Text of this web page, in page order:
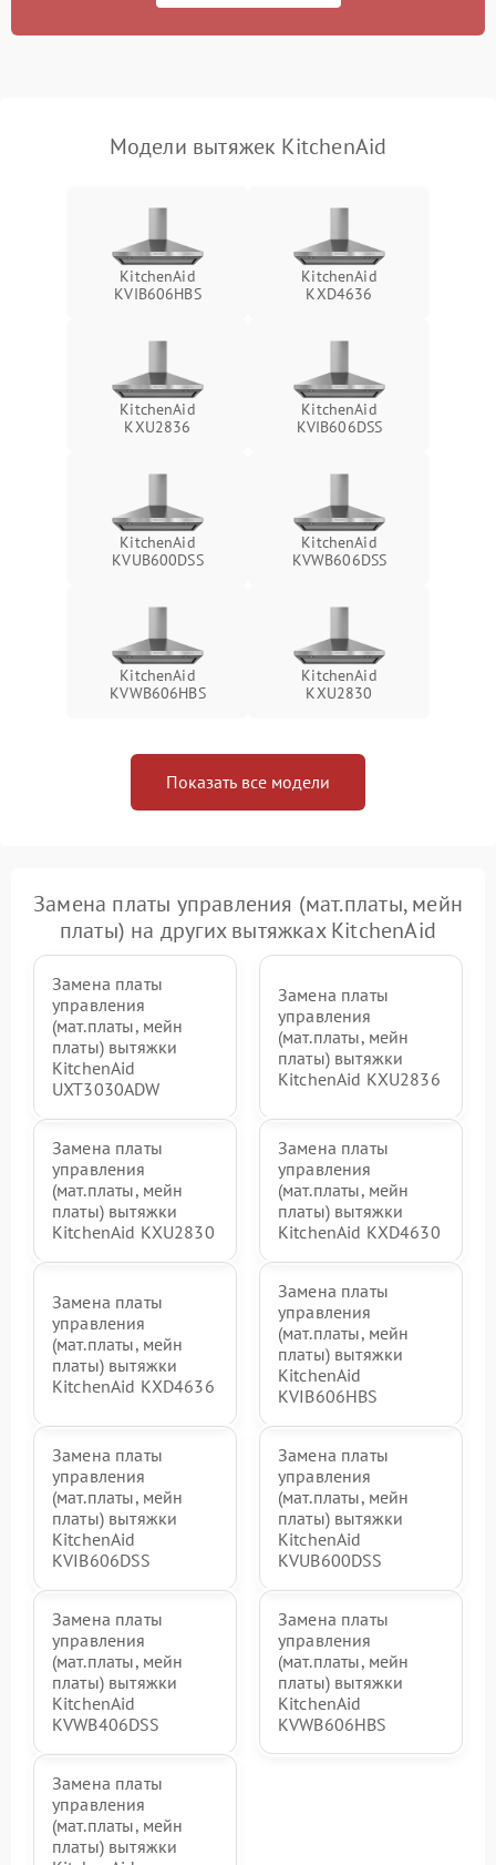
Модели вытяжек KitchenAid
KitchenAid
KVIB606HBS
KitchenAid
KXD4636
KitchenAid
KXU2836
KitchenAid
KVIB606DSS
KitchenAid
KVUB600DSS
KitchenAid
KVWB606DSS
KitchenAid
KVWB606HBS
KitchenAid
KXU2830
Показать все модели
Замена платы управления (мат.платы, мейн
платы) на других вытяжках KitchenAid
Замена платы
управления
(мат.платы, мейн
платы) вытяжки
KitchenAid
UXT3030ADW
Замена платы
управления
(мат.платы, мейн
платы) вытяжки
KitchenAid KXU2836
Замена платы
управления
(мат.платы, мейн
платы) вытяжки
KitchenAid KXU2830
Замена платы
управления
(мат.платы, мейн
платы) вытяжки
KitchenAid KXD4630
Замена платы
управления
(мат.платы, мейн
платы) вытяжки
KitchenAid KXD4636
Замена платы
управления
(мат.платы, мейн
платы) вытяжки
KitchenAid
KVIB606HBS
Замена платы
управления
(мат.платы, мейн
платы) вытяжки
KitchenAid
KVIB606DSS
Замена платы
управления
(мат.платы, мейн
платы) вытяжки
KitchenAid
KVUB600DSS
Замена платы
управления
(мат.платы, мейн
платы) вытяжки
KitchenAid
KVWB406DSS
Замена платы
управления
(мат.платы, мейн
платы) вытяжки
KitchenAid
KVWB606HBS
Замена платы
управления
(мат.платы, мейн
платы) вытяжки